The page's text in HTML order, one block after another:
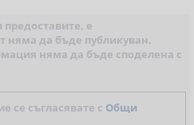
е
няма да бъде публикуван.
няма да бъде споделена с
се съгласявате с Общи